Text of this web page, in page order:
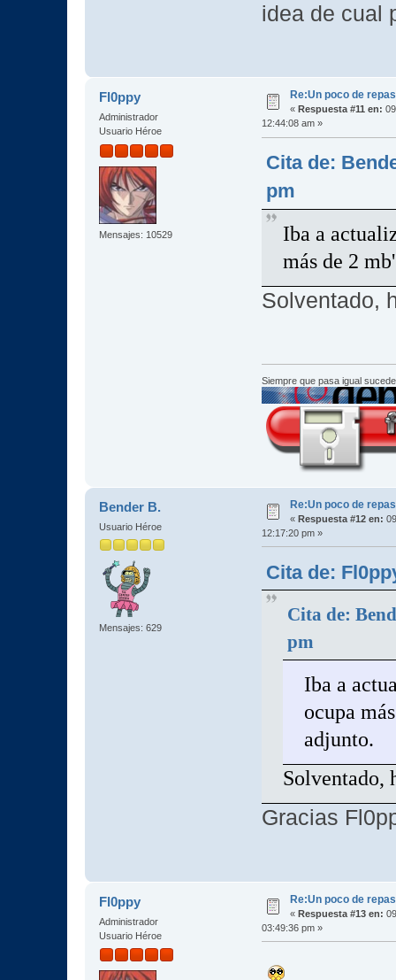
idea de
Fl0ppy
Administrador
Usuario Héroe
Mensajes: 10529
Re:Un poco de
« Respuesta #11 en:
12:44:08 am »
Cita de:
pm
Iba a
más de 2
Solventado,
Siempre que pasa igual
Bender B.
Usuario Héroe
Mensajes: 629
Re:Un poco de
« Respuesta #12 en:
12:17:20 pm »
Cita de:
Cita de:
pm
Iba a
ocupa
adjunto.
Solventado,
Gracias
Fl0ppy
Administrador
Usuario Héroe
Re:Un poco de
« Respuesta #13 en:
03:49:36 pm »